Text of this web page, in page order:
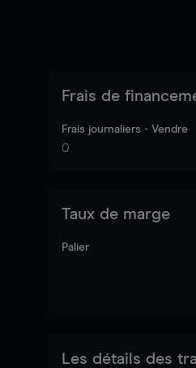
Frais de
Frais journaliers - Vendre
0
Taux de marge
Palier
Les détails des